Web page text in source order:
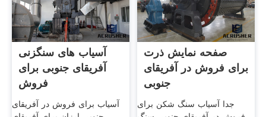
آسیاب های سنگزنی
آفریقای جنوبی برای
فروش
آسیاب برای فروش در آفریقای
صفحه نمایش ذرت
برای فروش در آفریقای
جنوبی
جدا آسیاب سنگ شکن برای